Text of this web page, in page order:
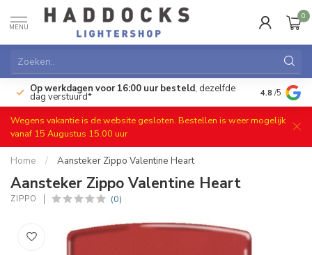
MENU
0
Op werkdagen voor 16:00 uur besteld, dezelfde
dag verstuurd* Gratis
4.8 /5
Wegens vakantie is de website gesloten. Bestellen is weer mogelijk
vanaf 15 Augustus 15.00 uur
Home / Aansteker Zippo Valentine Heart
Aansteker Zippo Valentine Heart
ZIPPO (0)